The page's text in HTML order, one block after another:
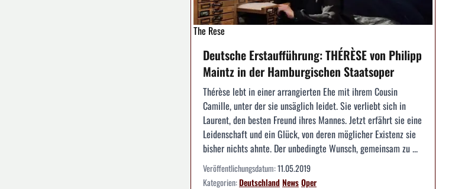
The Rese
Deutsche Erstaufführung: THÉRÈSE von Philipp
Maintz in der Hamburgischen Staatsoper
Thérèse lebt in einer arrangierten Ehe mit ihrem Cousin
Camille, unter der sie unsäglich leidet. Sie verliebt sich in
Laurent, den besten Freund ihres Mannes. Jetzt erfährt sie eine
Leidenschaft und ein Glück, von deren möglicher Existenz sie
bisher nichts ahnte. Der unbedingte Wunsch, gemeinsam zu ...
Veröffentlichungsdatum:11.05.2019
Kategorien:DeutschlandNewsOper